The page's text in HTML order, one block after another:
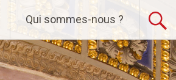
Qui sommes-nous ?